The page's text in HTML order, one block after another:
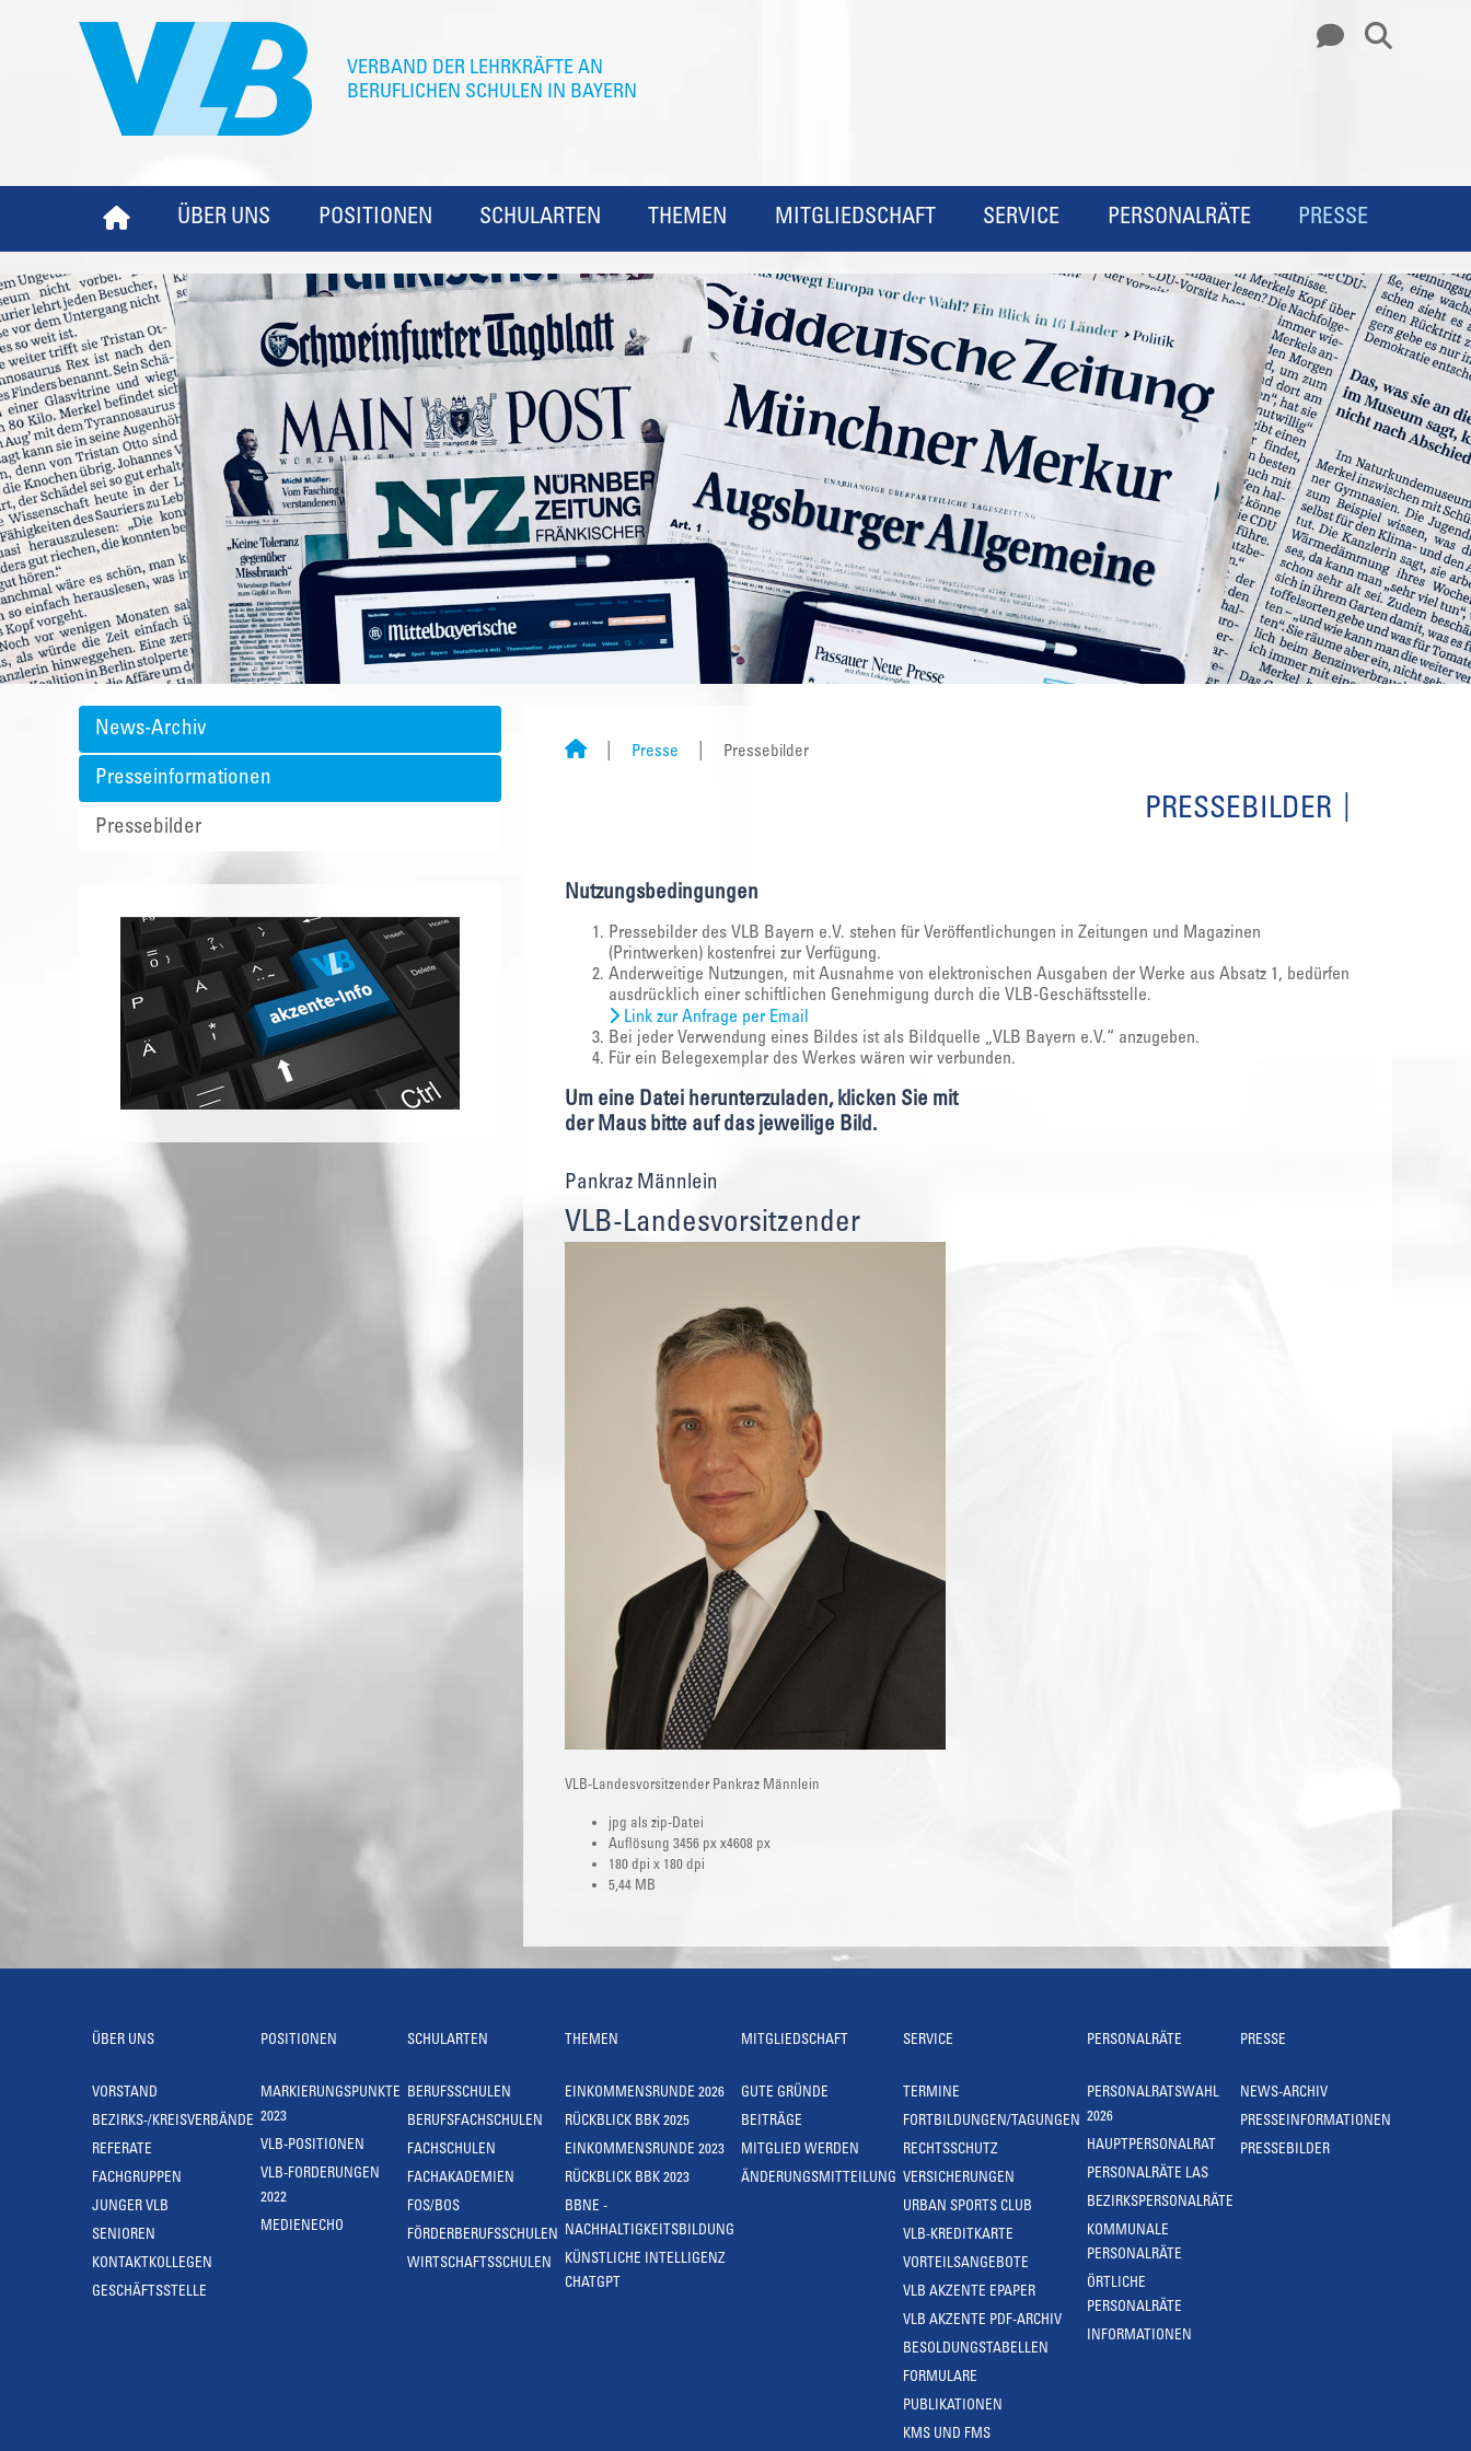
ÜBER UNS POSITIONEN SCHULARTEN THEMEN MITGLIEDSCHAFT SERVICE PERSONALRÄTE PRESSE
News-Archiv
Presseinformationen
Pressebilder
Presse Pressebilder
PRESSEBILDER
Nutzungsbedingungen
Pressebilder des VLB Bayern e.V. stehen für Veröffentlichungen in Zeitungen und Magazinen
(Printwerken) kostenfrei zur Verfügung.
Anderweitige Nutzungen, mit Ausnahme von elektronischen Ausgaben der Werke aus Absatz 1, bedürfen
ausdrücklich einer schiftlichen Genehmigung durch die VLB-Geschäftsstelle.
Link zur Anfrage per Email
Bei jeder Verwendung eines Bildes ist als Bildquelle „VLB Bayern e.V.“ anzugeben.
Für ein Belegexemplar des Werkes wären wir verbunden.
Um eine Datei herunterzuladen, klicken Sie mit
der Maus bitte auf das jeweilige Bild.
Pankraz Männlein
VLB-Landesvorsitzender
VLB-Landesvorsitzender Pankraz Männlein
jpg als zip-Datei
Auflösung 3456 px x4608 px
180 dpi x 180 dpi
5,44 MB
ÜBER UNS
VORSTAND
BEZIRKS-/KREISVERBÄNDE
REFERATE
FACHGRUPPEN
JUNGER VLB
SENIOREN
KONTAKTKOLLEGEN
GESCHÄFTSSTELLE
POSITIONEN
MARKIERUNGSPUNKTE
2023
VLB-POSITIONEN
VLB-FORDERUNGEN
2022
MEDIENECHO
SCHULARTEN
BERUFSSCHULEN
BERUFSFACHSCHULEN
FACHSCHULEN
FACHAKADEMIEN
FOS/BOS
FÖRDERBERUFSSCHULEN
WIRTSCHAFTSSCHULEN
THEMEN
EINKOMMENSRUNDE 2026
RÜCKBLICK BBK 2025
EINKOMMENSRUNDE 2023
RÜCKBLICK BBK 2023
BBNE -
NACHHALTIGKEITSBILDUNG
KÜNSTLICHE INTELLIGENZ
CHATGPT
MITGLIEDSCHAFT
GUTE GRÜNDE
BEITRÄGE
MITGLIED WERDEN
ÄNDERUNGSMITTEILUNG
SERVICE
TERMINE
FORTBILDUNGEN/TAGUNGEN
RECHTSSCHUTZ
VERSICHERUNGEN
URBAN SPORTS CLUB
VLB-KREDITKARTE
VORTEILSANGEBOTE
VLB AKZENTE EPAPER
VLB AKZENTE PDF-ARCHIV
BESOLDUNGSTABELLEN
FORMULARE
PUBLIKATIONEN
KMS UND FMS
PERSONALRÄTE
PERSONALRATSWAHL
2026
HAUPTPERSONALRAT
PERSONALRÄTE LAS
BEZIRKSPERSONALRÄTE
KOMMUNALE
PERSONALRÄTE
ÖRTLICHE
PERSONALRÄTE
INFORMATIONEN
PRESSE
NEWS-ARCHIV
PRESSEINFORMATIONEN
PRESSEBILDER